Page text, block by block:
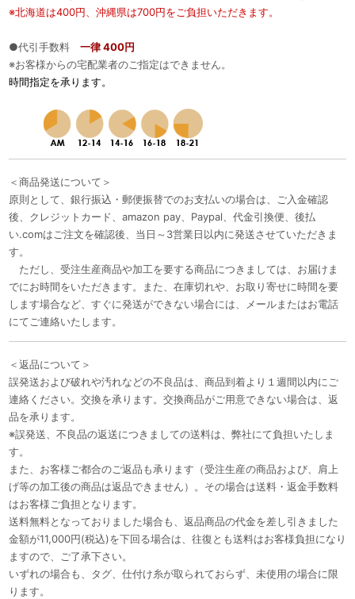
※北海道は400円、沖縄県は700円をご負担いただきます。
●代引手数料 一律 400円
※お客様からの宅配業者のご指定はできません。
時間指定を承ります。
＜商品発送について＞
原則として、銀行振込・郵便振替でのお支払いの場合は、ご入金確認
後、クレジットカード、amazon pay、Paypal、代金引換便、後払
い.comはご注文を確認後、当日～3営業日以内に発送させていただきま
す。
ただし、受注生産商品や加工を要する商品につきましては、お届けま
でにお時間をいただきます。また、在庫切れや、お取り寄せに時間を要
します場合など、すぐに発送ができない場合には、メールまたはお電話
にてご連絡いたします。
＜返品について＞
誤発送および破れや汚れなどの不良品は、商品到着より１週間以内にご
連絡ください。交換を承ります。交換商品がご用意できない場合は、返
品を承ります。
※誤発送、不良品の返送につきましての送料は、弊社にて負担いたしま
す。
また、お客様ご都合のご返品も承ります（受注生産の商品および、肩上
げ等の加工後の商品は返品できません）。その場合は送料・返金手数料
はお客様ご負担となります。
送料無料となっておりました場合も、返品商品の代金を差し引きました
金額が11,000円(税込)を下回る場合は、往復とも送料はお客様負担になり
ますので、ご了承下さい。
いずれの場合も、タグ、仕付け糸が取られておらず、未使用の場合に限
ります。